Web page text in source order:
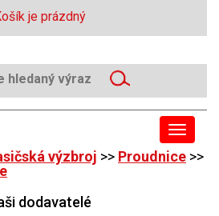
je prázdný
Toggle
výzbroj >> Proudnice >>
dodavatelé